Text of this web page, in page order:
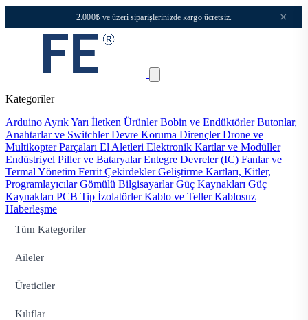
2.000₺ ve üzeri siparişlerinizde kargo ücretsiz. ×
Kategoriler
Arduino Ayrık Yarı İletken ÜrünlerBobin ve EndüktörlerButonlar,
Anahtarlar ve SwitchlerDevre Koruma DirençlerDrone ve
Multikopter Parçaları El Aletleri Elektronik Kartlar ve Modüller
Endüstriyel Piller ve BataryalarEntegre Devreler (IC) Fanlar ve
Termal Yönetim Ferrit ÇekirdeklerGeliştirme Kartları, Kitler,
ProgramlayıcılarGömülü BilgisayarlarGüç Kaynakları Güç
Kaynakları PCB Tip İzolatörlerKablo ve TellerKablosuz
Haberleşme
Tüm Kategoriler
Aileler
Üreticiler
Kılıflar